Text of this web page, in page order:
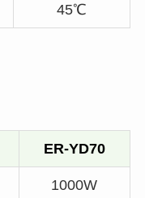
45℃
ER-YD70
1000W